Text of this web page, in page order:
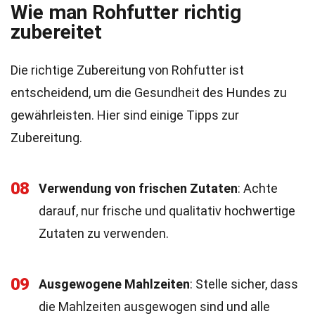
Wie man Rohfutter richtig
zubereitet
Die richtige Zubereitung von Rohfutter ist
entscheidend, um die Gesundheit des Hundes zu
gewährleisten. Hier sind einige Tipps zur
Zubereitung.
08 Verwendung von frischen Zutaten: Achte
darauf, nur frische und qualitativ hochwertige
Zutaten zu verwenden.
09 Ausgewogene Mahlzeiten: Stelle sicher, dass
die Mahlzeiten ausgewogen sind und alle